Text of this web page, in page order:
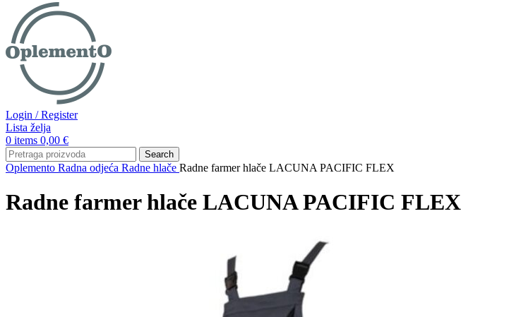
Login / Register
Lista želja
0 items 0,00 €
Search
Oplemento Radna odjeća Radne hlače Radne farmer hlače LACUNA PACIFIC FLEX
Radne farmer hlače LACUNA PACIFIC FLEX